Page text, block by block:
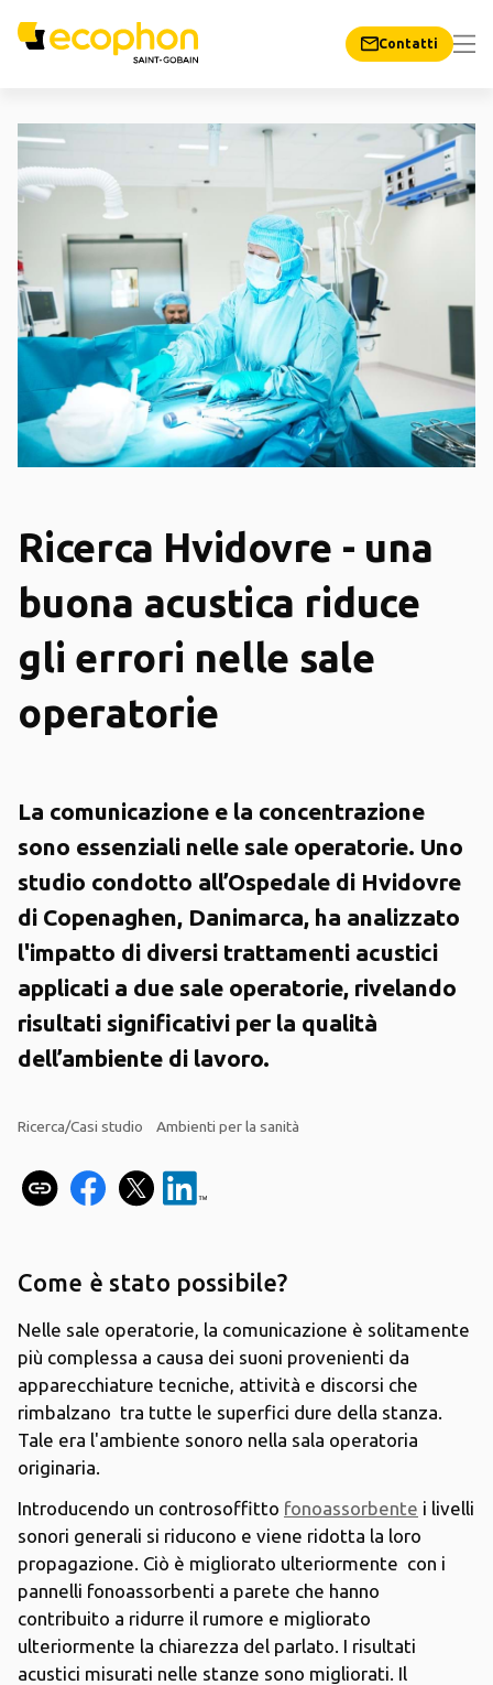
Contatti
Ricerca Hvidovre - una
buona acustica riduce
gli errori nelle sale
operatorie
La comunicazione e la concentrazione
sono essenziali nelle sale operatorie. Uno
studio condotto all’Ospedale di Hvidovre
di Copenaghen, Danimarca, ha analizzato
l'impatto di diversi trattamenti acustici
applicati a due sale operatorie, rivelando
risultati significativi per la qualità
dell’ambiente di lavoro.
Ricerca/Casi studio Ambienti per la sanità
Come è stato possibile?
Nelle sale operatorie, la comunicazione è solitamente
più complessa a causa dei suoni provenienti da
apparecchiature tecniche, attività e discorsi che
rimbalzano tra tutte le superfici dure della stanza.
Tale era l'ambiente sonoro nella sala operatoria
originaria.
Introducendo un controsoffitto fonoassorbente i livelli
sonori generali si riducono e viene ridotta la loro
propagazione. Ciò è migliorato ulteriormente con i
pannelli fonoassorbenti a parete che hanno
contribuito a ridurre il rumore e migliorato
ulteriormente la chiarezza del parlato. I risultati
acustici misurati nelle stanze sono migliorati. Il